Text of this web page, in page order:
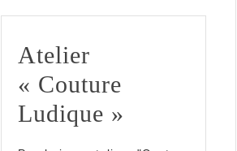
Atelier
« Couture
Ludique »